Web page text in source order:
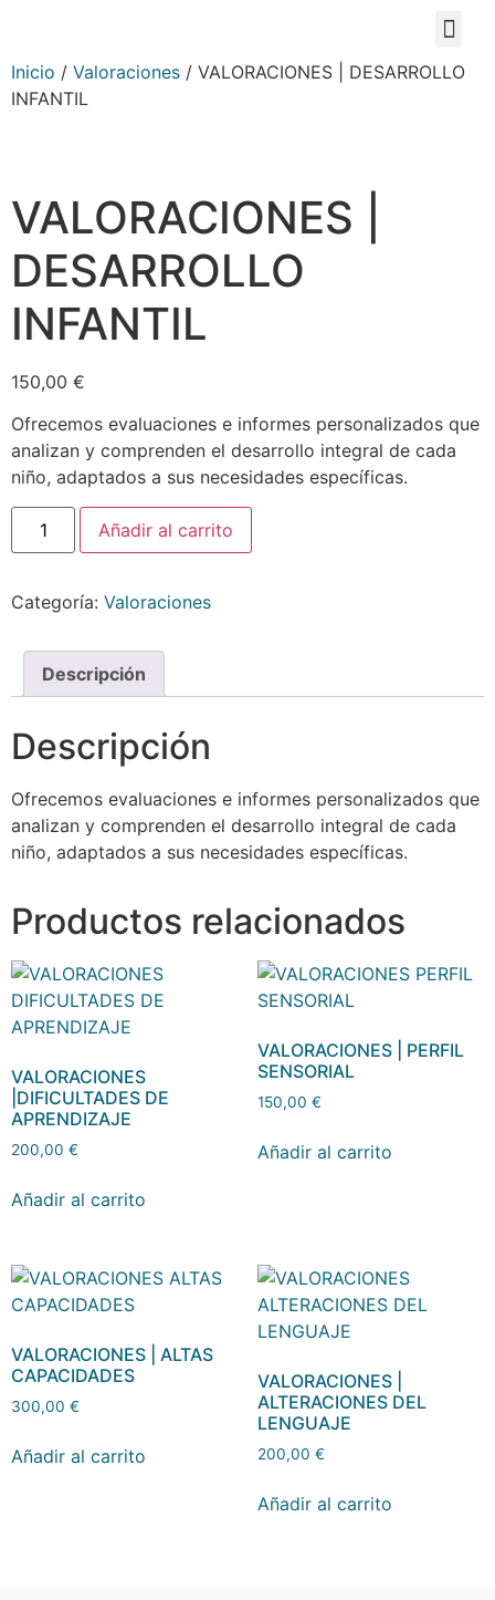
Inicio / Valoraciones / VALORACIONES | DESARROLLO
INFANTIL
VALORACIONES |
DESARROLLO
INFANTIL
150,00 €
Ofrecemos evaluaciones e informes personalizados que
analizan y comprenden el desarrollo integral de cada
niño, adaptados a sus necesidades específicas.
Añadir al carrito
Categoría: Valoraciones
Descripción
Descripción
Ofrecemos evaluaciones e informes personalizados que
analizan y comprenden el desarrollo integral de cada
niño, adaptados a sus necesidades específicas.
Productos relacionados
VALORACIONES
|DIFICULTADES DE
APRENDIZAJE
200,00 €
Añadir al carrito
VALORACIONES | PERFIL
SENSORIAL
150,00 €
Añadir al carrito
VALORACIONES | ALTAS
CAPACIDADES
300,00 €
Añadir al carrito
VALORACIONES |
ALTERACIONES DEL
LENGUAJE
200,00 €
Añadir al carrito